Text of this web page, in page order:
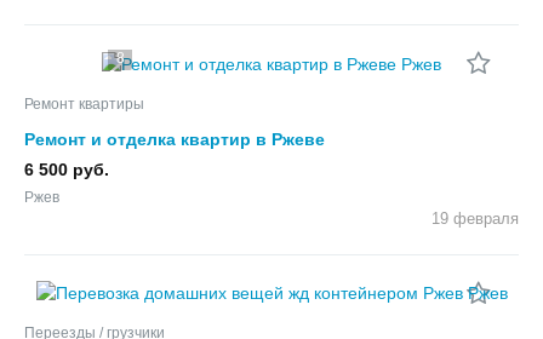
8
Ремонт квартиры
Ремонт и отделка квартир в Ржеве
6 500 руб.
Ржев
19 февраля
Переезды / грузчики